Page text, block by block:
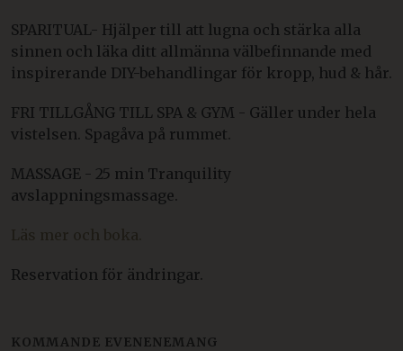
SPARITUAL- Hjälper till att lugna och stärka alla
sinnen och läka ditt allmänna välbefinnande med
inspirerande DIY-behandlingar för kropp, hud & hår.
FRI TILLGÅNG TILL SPA & GYM - Gäller under hela
vistelsen. Spagåva på rummet.
MASSAGE - 25 min Tranquility
avslappningsmassage.
Läs mer och boka.
Reservation för ändringar.
KOMMANDE EVENENEMANG